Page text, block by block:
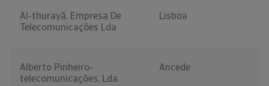
Al-thurayã, Empresa De
Telecomunicações Lda
Lisboa
Alberto Pinheiro-
telecomunicações, Lda.
Ancede